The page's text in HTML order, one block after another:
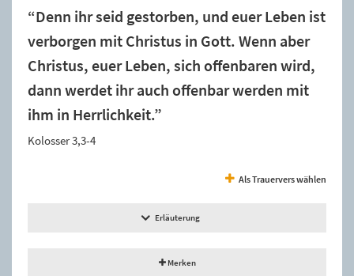
“Denn ihr seid gestorben, und euer Leben ist
verborgen mit Christus in Gott. Wenn aber
Christus, euer Leben, sich offenbaren wird,
dann werdet ihr auch offenbar werden mit
ihm in Herrlichkeit.”
Kolosser 3,3-4
Als Trauervers wählen
Erläuterung
Merken